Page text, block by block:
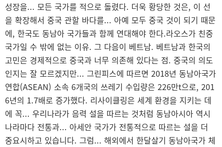
성장을... 모든 국가를 적으로 돌렸다. 더욱 황당한 것은, 이 선
을 확장해서 중국 관할 바다를... 아예 모두 중국 것이 되기 때문
에, 한국도 동남아 국가들과 함께 연대해야 한다.라오스가 친중
국가일 수 밖에 없는 이유. 그 다음이 베트남. 베트남과 한국의
고민은 경제적으로 중국과 너무 의존해 있다는 점. 중국의 의도
인지는 잘 모르겠지만... 그린피스에 따르면 2018년 동남아국가
연합(ASEAN) 소속 6개국의 쓰레기 수입량은 226만t으로, 201
6년의 1.7배로 증가했다. 리사이클링은 세계 환경을 지키는 데
에 꼭... 우리나라가 음력 설을 따르는 것처럼 동남아시아 역시
나라마다 전통과... 아세안 국가가 전통적으로 따르는 설을 더
중요시하고 있습니다. 그럼... 해외에서 한달살기 동남아국가 체